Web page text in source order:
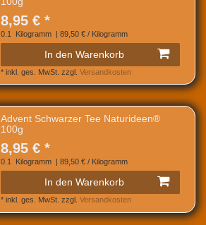
8,95 € *
0.1 Kilogramm | 89,50 € / Kilogramm
In den Warenkorb
* inkl. ges. MwSt. zzgl. Versandkosten
Advent Schwarzer Tee Naturideen®
100g
8,95 € *
0.1 Kilogramm | 89,50 € / Kilogramm
In den Warenkorb
* inkl. ges. MwSt. zzgl. Versandkosten